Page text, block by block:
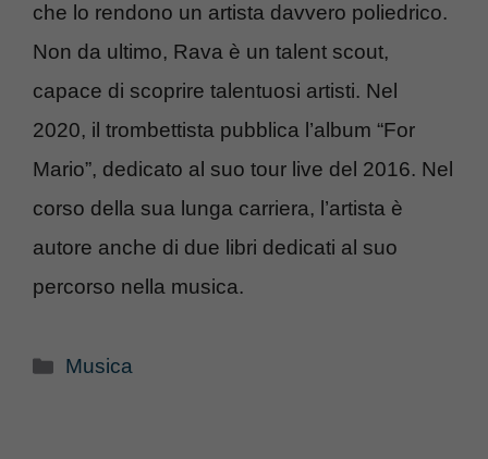
che lo rendono un artista davvero poliedrico.
Non da ultimo, Rava è un talent scout,
capace di scoprire talentuosi artisti. Nel
2020, il trombettista pubblica l’album “For
Mario”, dedicato al suo tour live del 2016. Nel
corso della sua lunga carriera, l’artista è
autore anche di due libri dedicati al suo
percorso nella musica.
Categorie
Musica